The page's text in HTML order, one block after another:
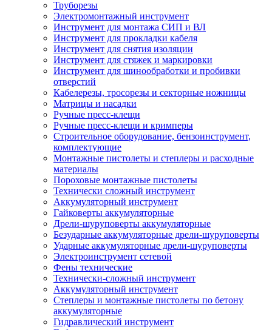
Труборезы
Электромонтажный инструмент
Инструмент для монтажа СИП и ВЛ
Инструмент для прокладки кабеля
Инструмент для снятия изоляции
Инструмент для стяжек и маркировки
Инструмент для шинообработки и пробивки
отверстий
Кабелерезы, тросорезы и секторные ножницы
Матрицы и насадки
Ручные пресс-клещи
Ручные пресс-клещи и кримперы
Строительное оборудование, бензоинструмент,
комплектующие
Монтажные пистолеты и степлеры и расходные
материалы
Пороховые монтажные пистолеты
Технически сложный инструмент
Аккумуляторный инструмент
Гайковерты аккумуляторные
Дрели-шуруповерты аккумуляторные
Безударные аккумуляторные дрели-шуруповерты
Ударные аккумуляторные дрели-шуруповерты
Электроинструмент сетевой
Фены технические
Технически-сложный инструмент
Аккумуляторный инструмент
Степлеры и монтажные пистолеты по бетону
аккумуляторные
Гидравлический инструмент